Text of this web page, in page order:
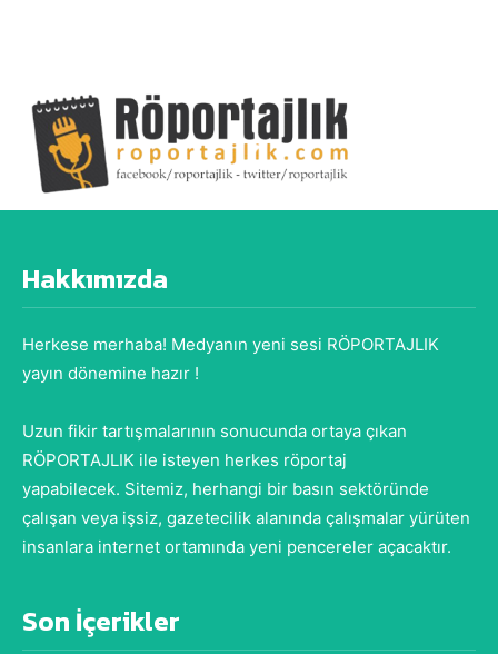
Hakkımızda
Herkese merhaba! Medyanın yeni sesi RÖPORTAJLIK
yayın dönemine hazır !
Uzun fikir tartışmalarının sonucunda ortaya çıkan
RÖPORTAJLIK ile isteyen herkes röportaj
yapabilecek. Sitemiz, herhangi bir basın sektöründe
çalışan veya işsiz, gazetecilik alanında çalışmalar yürüten
insanlara internet ortamında yeni pencereler açacaktır.
Son İçerikler